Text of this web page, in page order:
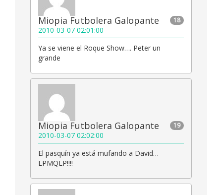
18
Miopia Futbolera Galopante
2010-03-07 02:01:00
Ya se viene el Roque Show…. Peter un
grande
19
Miopia Futbolera Galopante
2010-03-07 02:02:00
El pasquín ya está mufando a David…
LPMQLP!!!!